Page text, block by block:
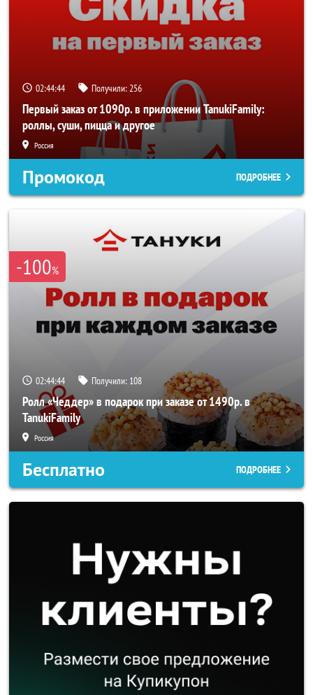
02:44:44 Получили:256
Первый заказ от 1090р. в приложении TanukiFamily:
роллы, суши, пицца и другое
Россия
Промокод ПОДРОБНЕЕ
-100%
02:44:44 Получили: 108
Ролл «Чеддер» в подарок при заказе от 1490р. в
TanukiFamily
Россия
Бесплатно ПОДРОБНЕЕ